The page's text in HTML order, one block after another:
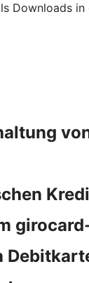
Downloads in